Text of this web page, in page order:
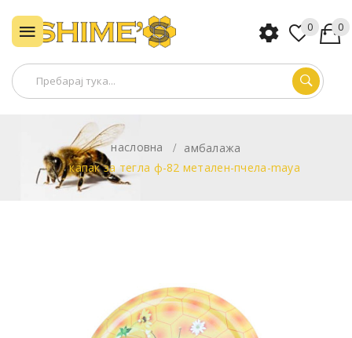
0 0
насловна
амбалажа
капак за тегла ф-82 метален-пчела-maya